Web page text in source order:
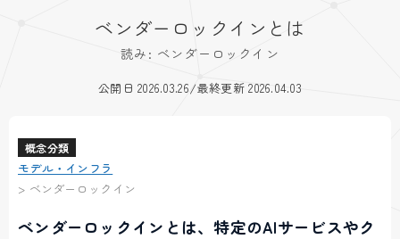
ベンダーロックインとは
読み: ベンダーロックイン
公開日 2026.03.26/最終更新 2026.04.03
概念分類
モデル・インフラ
> ベンダーロックイン
ベンダーロックインとは、特定のAIサービスやク